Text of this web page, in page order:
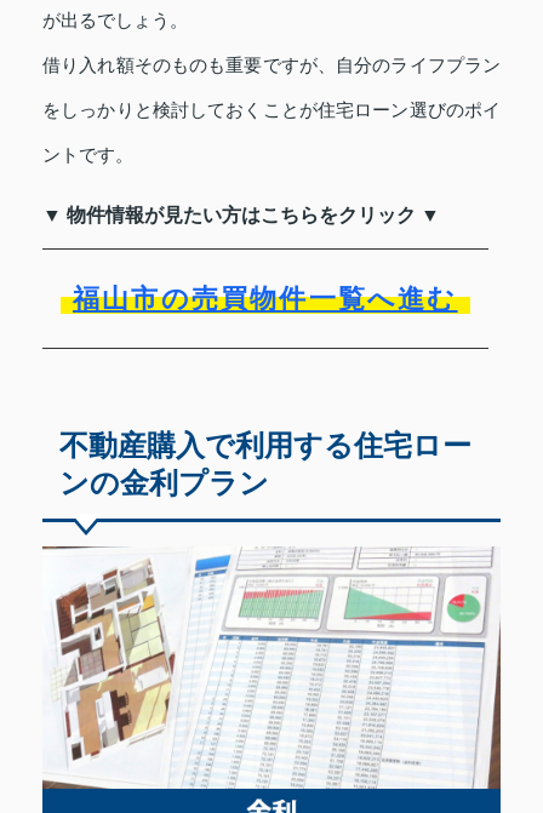
が出るでしょう。
借り入れ額そのものも重要ですが、自分のライフプラン
をしっかりと検討しておくことが住宅ローン選びのポイ
ントです。
▼ 物件情報が見たい方はこちらをクリック ▼
福山市の売買物件一覧へ進む
不動産購入で利用する住宅ロー
ンの金利プラン